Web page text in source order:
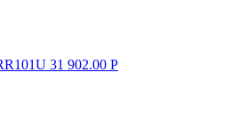
31 902.00 Р